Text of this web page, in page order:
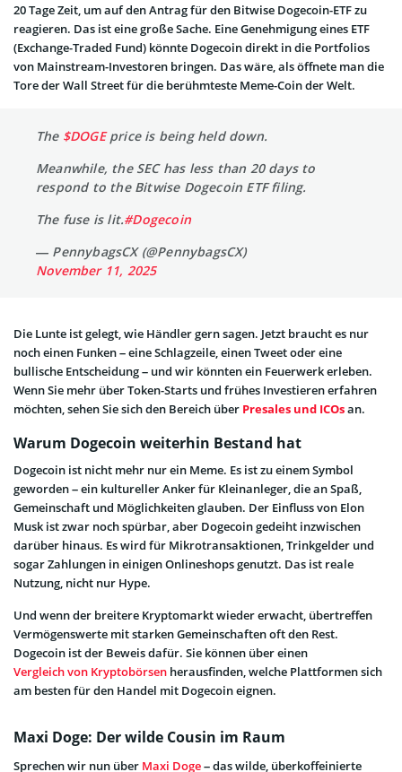
20 Tage Zeit, um auf den Antrag für den Bitwise Dogecoin-ETF zu
reagieren. Das ist eine große Sache. Eine Genehmigung eines ETF
(Exchange-Traded Fund) könnte Dogecoin direkt in die Portfolios
von Mainstream-Investoren bringen. Das wäre, als öffnete man die
Tore der Wall Street für die berühmteste Meme-Coin der Welt.
The $DOGEprice is being held down.
Meanwhile, the SEC has less than 20 days to
respond to the Bitwise Dogecoin ETF filing.
The fuse is lit.#Dogecoin
— PennybagsCX (@PennybagsCX)
November 11, 2025
Die Lunte ist gelegt, wie Händler gern sagen. Jetzt braucht es nur
noch einen Funken – eine Schlagzeile, einen Tweet oder eine
bullische Entscheidung – und wir könnten ein Feuerwerk erleben.
Wenn Sie mehr über Token-Starts und frühes Investieren erfahren
möchten, sehen Sie sich den Bereich über Presales und ICOsan.
Warum Dogecoin weiterhin Bestand hat
Dogecoin ist nicht mehr nur ein Meme. Es ist zu einem Symbol
geworden – ein kultureller Anker für Kleinanleger, die an Spaß,
Gemeinschaft und Möglichkeiten glauben. Der Einfluss von Elon
Musk ist zwar noch spürbar, aber Dogecoin gedeiht inzwischen
darüber hinaus. Es wird für Mikrotransaktionen, Trinkgelder und
sogar Zahlungen in einigen Onlineshops genutzt. Das ist reale
Nutzung, nicht nur Hype.
Und wenn der breitere Kryptomarkt wieder erwacht, übertreffen
Vermögenswerte mit starken Gemeinschaften oft den Rest.
Dogecoin ist der Beweis dafür. Sie können über einen
Vergleich von Kryptobörsen herausfinden, welche Plattformen sich
am besten für den Handel mit Dogecoin eignen.
Maxi Doge: Der wilde Cousin im Raum
Sprechen wir nun über Maxi Doge– das wilde, überkoffeinierte